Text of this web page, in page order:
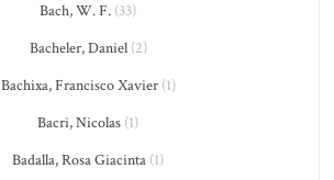
Bach, W. F. (33)
Bacheler, Daniel(2)
Bachixa, Francisco Xavier(1)
Bacri, Nicolas (1)
Badalla, Rosa Giacinta (1)